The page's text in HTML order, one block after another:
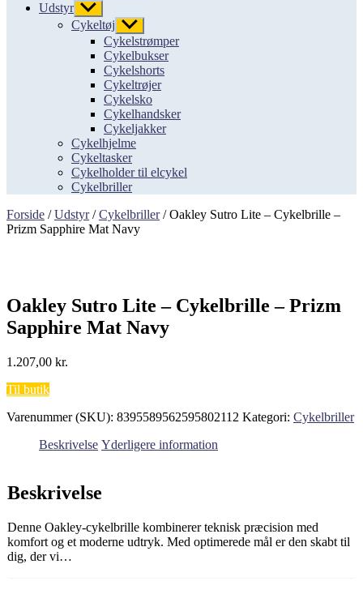
Udstyr Vis
undermenu
Cykeltøj Vis
undermenu
Cykelstrømper
Cykelbukser
Cykelshorts
Cykeltrøjer
Cykelsko
Cykelhandsker
Cykeljakker
Cykelhjelme
Cykeltasker
Cykelholder til elcykel
Cykelbriller
Forside /Udstyr/Cykelbriller/ Oakley Sutro Lite – Cykelbrille –
Prizm Sapphire Mat Navy
Oakley Sutro Lite – Cykelbrille – Prizm
Sapphire Mat Navy
1.207,00 kr.
Til butik
Varenummer (SKU): 8395589562595802112 Kategori: Cykelbriller
Beskrivelse Yderligere information
Beskrivelse
Denne Oakley-cykelbrille kombinerer teknisk præcision med
komfort og et moderne udtryk. Med optimerede mål er den skabt til
dig, der vi…